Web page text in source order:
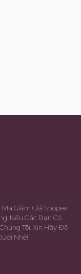
Giảm Giá Shopee
Nếu Các Bạn Có
Tôi, Xin Hãy Để
Nhé!